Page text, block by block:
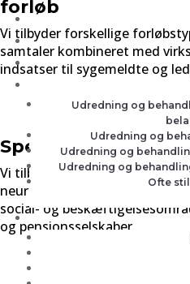
Udredning og
Udredning og
Udredning og
Udredning og
Ofte
forløb
Vi tilbyder forskellige
samtaler kombineret med
indsatser til sygemeldte og
Vi tilbyder
neuropsykologiske
social- og
og pensionsselskaber.